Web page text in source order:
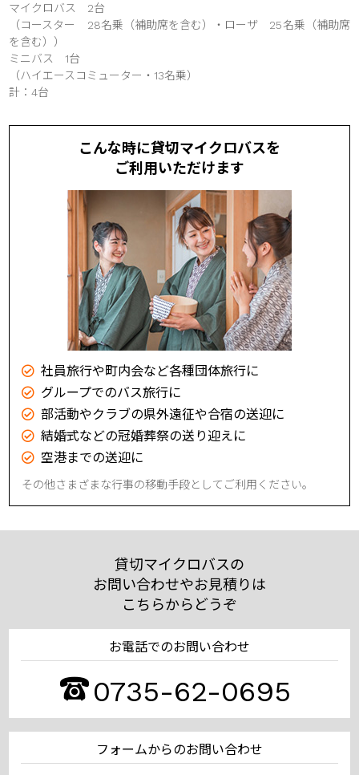
マイクロバス 2台
（コースター 28名乗（補助席を含む）・ローザ 25名乗（補助席
を含む））
ミニバス 1台
（ハイエースコミューター・13名乗）
計：4台
こんな時に貸切マイクロバスを
ご利用いただけます
社員旅行や町内会など各種団体旅行に
グループでのバス旅行に
部活動やクラブの県外遠征や合宿の送迎に
結婚式などの冠婚葬祭の送り迎えに
空港までの送迎に
その他さまざまな行事の移動手段としてご利用ください。
貸切マイクロバスの
お問い合わせやお見積りは
こちらからどうぞ
お電話でのお問い合わせ
0735-62-0695
フォームからのお問い合わせ